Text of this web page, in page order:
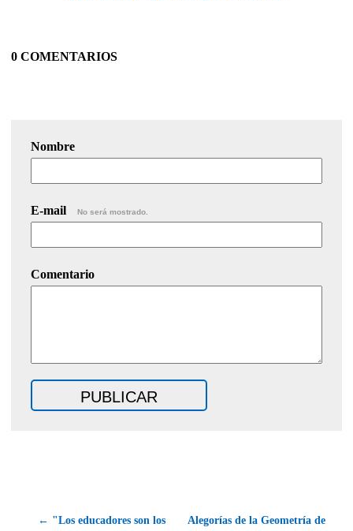
0 COMENTARIOS
Nombre
E-mail No será mostrado.
Comentario
← "Los educadores son los Alegorías de la Geometría de